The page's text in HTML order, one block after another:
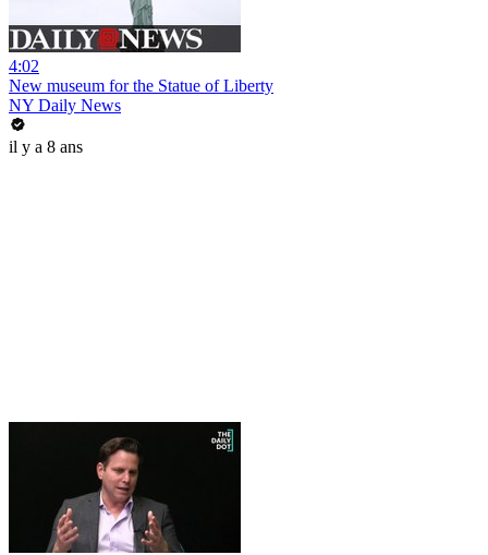
4:02
New museum for the Statue of Liberty
NY Daily News
il y a 8 ans